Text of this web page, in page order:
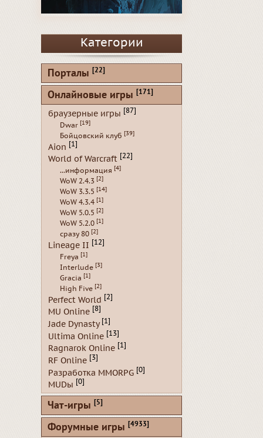
Категории
Порталы [22]
Онлайновые игры [171]
браузерные игры [87]
Dwar [19]
Бойцовский клуб [39]
Aion [1]
World of Warcraft [22]
...информация [4]
WoW 2.4.3 [2]
WoW 3.3.5 [14]
WoW 4.3.4 [1]
WoW 5.0.5 [2]
WoW 5.2.0 [1]
сразу 80 [2]
Lineage II [12]
Freya [1]
Interlude [3]
Gracia [1]
High Five [2]
Perfect World [2]
MU Online [8]
Jade Dynasty [1]
Ultima Online [13]
Ragnarok Online [1]
RF Online [3]
Разработка MMORPG [0]
MUDы [0]
Чат-игры [5]
Форумные игры [4933]